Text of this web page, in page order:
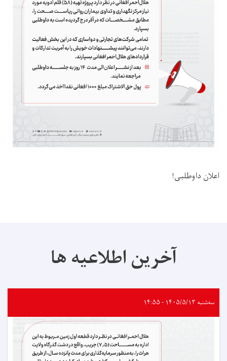
اعلان داوطلبی!
آخرین اطلاعیه ها
سه‌شنبه ۱۴۰۵/۵/۱۳ - ۱۴:۵۵